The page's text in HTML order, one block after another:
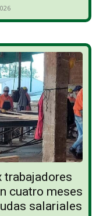
trabajadores
cuatro meses
salariales